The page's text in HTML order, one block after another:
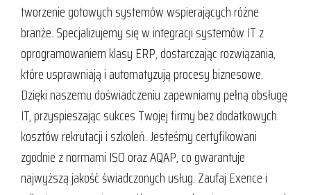
tworzenie gotowych systemów wspierających różne
branże. Specjalizujemy się w integracji systemów IT z
oprogramowaniem klasy ERP, dostarczając rozwiązania,
które usprawniają i automatyzują procesy biznesowe.
Dzięki naszemu doświadczeniu zapewniamy pełną obsługę
IT, przyspieszając sukces Twojej firmy bez dodatkowych
kosztów rekrutacji i szkoleń. Jesteśmy certyfikowani
zgodnie z normami ISO oraz AQAP, co gwarantuje
najwyższą jakość świadczonych usług. Zaufaj Exence i